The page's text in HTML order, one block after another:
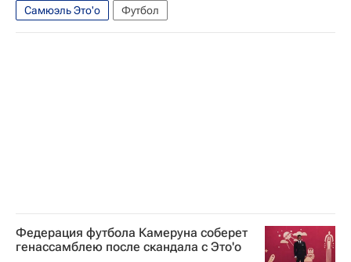
Самюэль Это'о Футбол
Федерация футбола Камеруна соберет
генассамблею после скандала с Это'о